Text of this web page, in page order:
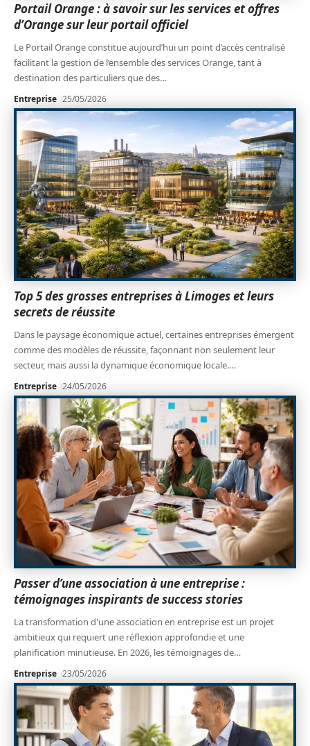
Portail Orange : à savoir sur les services et offres
d’Orange sur leur portail officiel
Le Portail Orange constitue aujourd’hui un point d’accès centralisé
facilitant la gestion de l’ensemble des services Orange, tant à
destination des particuliers que des…
Entreprise 25/05/2026
Top 5 des grosses entreprises à Limoges et leurs
secrets de réussite
Dans le paysage économique actuel, certaines entreprises émergent
comme des modèles de réussite, façonnant non seulement leur
secteur, mais aussi la dynamique économique locale.…
Entreprise 24/05/2026
Passer d’une association à une entreprise :
témoignages inspirants de success stories
La transformation d'une association en entreprise est un projet
ambitieux qui requiert une réflexion approfondie et une
planification minutieuse. En 2026, les témoignages de…
Entreprise 23/05/2026